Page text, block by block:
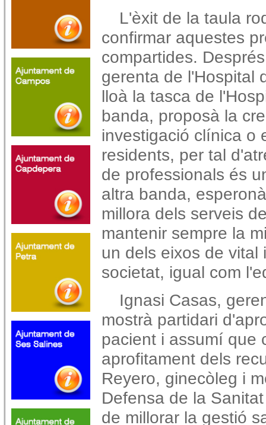
L'èxit de la taula
confirmar aquestes
compartides.
gerenta de l'Hospital
lloà la tasca de
banda, proposà la
investigació clínica o
residents, per tal
de professionals és
altra banda,
millora dels serveis
mantenir sempre la
un dels eixos de vital
societat, igual com
Ignasi Casas,
mostrà partidari
pacient i assumí que
aprofitament dels
Reyero, ginecòleg i
Defensa de la
de millorar la gestió